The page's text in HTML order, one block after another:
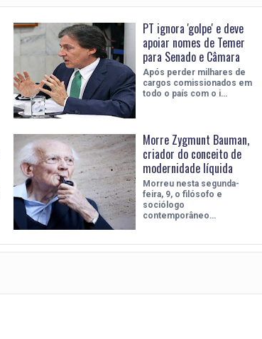
PT ignora 'golpe' e deve
apoiar nomes de Temer
para Senado e Câmara
Após perder milhares de
cargos comissionados em
todo o país com o i…
Morre Zygmunt Bauman,
criador do conceito de
modernidade líquida
Morreu nesta segunda-
feira, 9, o filósofo e
sociólogo
contemporâneo…